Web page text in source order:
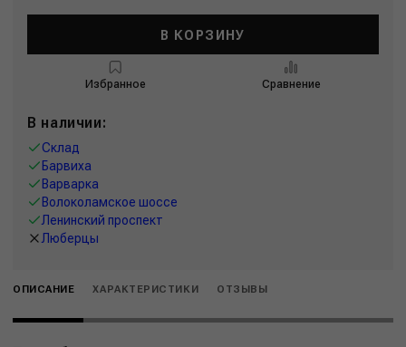
В КОРЗИНУ
Избранное Сравнение
В наличии:
Склад
Барвиха
Варварка
Волоколамское шоссе
Ленинский проспект
Люберцы
ОПИСАНИЕ ХАРАКТЕРИСТИКИ ОТЗЫВЫ